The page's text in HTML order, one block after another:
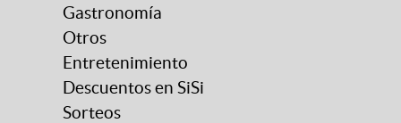
Gastronomía
Otros
Entretenimiento
Descuentos en SiSi
Sorteos